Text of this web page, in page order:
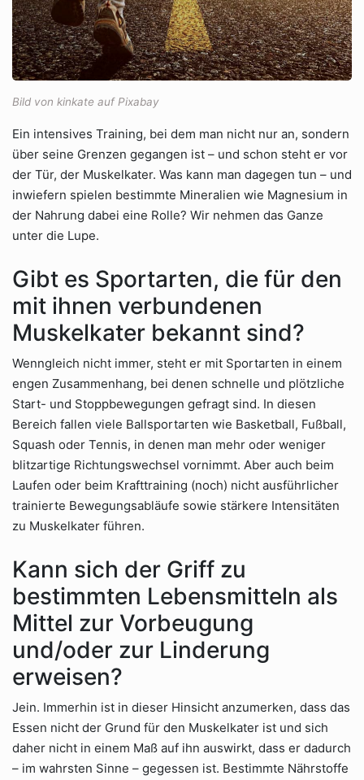
Bild von kinkate auf Pixabay
Ein intensives Training, bei dem man nicht nur an, sondern
über seine Grenzen gegangen ist – und schon steht er vor
der Tür, der Muskelkater. Was kann man dagegen tun – und
inwiefern spielen bestimmte Mineralien wie Magnesium in
der Nahrung dabei eine Rolle? Wir nehmen das Ganze
unter die Lupe.
Gibt es Sportarten, die für den
mit ihnen verbundenen
Muskelkater bekannt sind?
Wenngleich nicht immer, steht er mit Sportarten in einem
engen Zusammenhang, bei denen schnelle und plötzliche
Start- und Stoppbewegungen gefragt sind. In diesen
Bereich fallen viele Ballsportarten wie Basketball, Fußball,
Squash oder Tennis, in denen man mehr oder weniger
blitzartige Richtungswechsel vornimmt. Aber auch beim
Laufen oder beim Krafttraining (noch) nicht ausführlicher
trainierte Bewegungsabläufe sowie stärkere Intensitäten
zu Muskelkater führen.
Kann sich der Griff zu
bestimmten Lebensmitteln als
Mittel zur Vorbeugung
und/oder zur Linderung
erweisen?
Jein. Immerhin ist in dieser Hinsicht anzumerken, dass das
Essen nicht der Grund für den Muskelkater ist und sich
daher nicht in einem Maß auf ihn auswirkt, dass er dadurch
– im wahrsten Sinne – gegessen ist. Bestimmte Nährstoffe